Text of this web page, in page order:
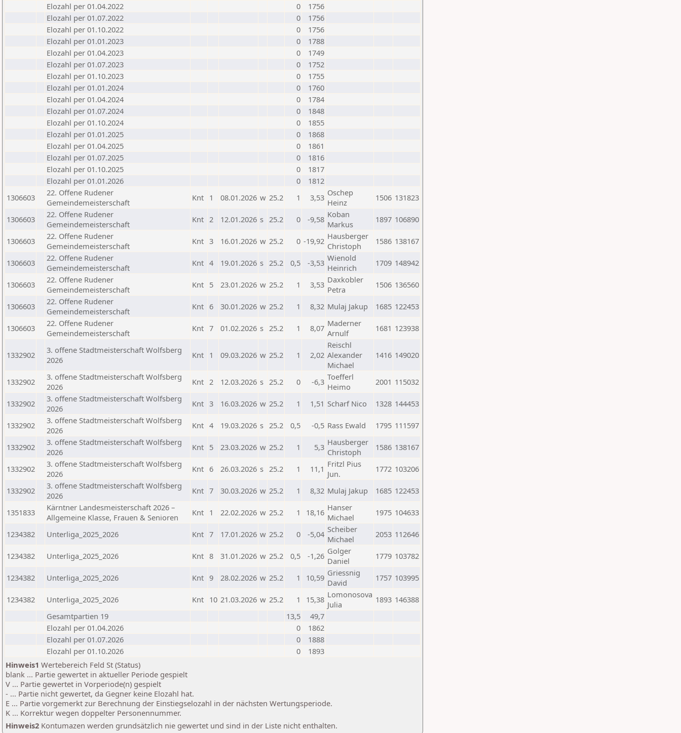
Elozahl per 01.04.2022
0
1756
Elozahl per 01.07.2022
0
1756
Elozahl per 01.10.2022
0
1756
Elozahl per 01.01.2023
0
1788
Elozahl per 01.04.2023
0
1749
Elozahl per 01.07.2023
0
1752
Elozahl per 01.10.2023
0
1755
Elozahl per 01.01.2024
0
1760
Elozahl per 01.04.2024
0
1784
Elozahl per 01.07.2024
0
1848
Elozahl per 01.10.2024
0
1855
Elozahl per 01.01.2025
0
1868
Elozahl per 01.04.2025
0
1861
Elozahl per 01.07.2025
0
1816
Elozahl per 01.10.2025
0
1817
Elozahl per 01.01.2026
0
1812
1306603
22. Offene Rudener
Gemeindemeisterschaft
Knt 1 08.01.2026 w 25.2 1 3,53 Oschep
Heinz
1506 131823
1306603
22. Offene Rudener
Gemeindemeisterschaft
Knt 2 12.01.2026 s 25.2 0 -9,58 Koban
Markus
1897 106890
1306603
22. Offene Rudener
Gemeindemeisterschaft
Knt 3 16.01.2026 w 25.2 0 -19,92 Hausberger
Christoph
1586 138167
1306603
22. Offene Rudener
Gemeindemeisterschaft
Knt 4 19.01.2026 s 25.2 0,5 -3,53 Wienold
Heinrich
1709 148942
1306603
22. Offene Rudener
Gemeindemeisterschaft
Knt 5 23.01.2026 w 25.2 1 3,53 Daxkobler
Petra
1506 136560
1306603
22. Offene Rudener
Gemeindemeisterschaft
Knt 6 30.01.2026 w 25.2 1 8,32 Mulaj Jakup 1685 122453
1306603
22. Offene Rudener
Gemeindemeisterschaft
Knt 7 01.02.2026 s 25.2 1 8,07 Maderner
Arnulf
1681 123938
1332902
3. offene Stadtmeisterschaft Wolfsberg
2026
Knt 1 09.03.2026 w 25.2 1 2,02
Reischl
Alexander
Michael
1416 149020
1332902
3. offene Stadtmeisterschaft Wolfsberg
2026
Knt 2 12.03.2026 s 25.2 0 -6,3 Toefferl
Heimo
2001 115032
1332902
3. offene Stadtmeisterschaft Wolfsberg
2026
Knt 3 16.03.2026 w 25.2 1 1,51 Scharf Nico 1328 144453
1332902
3. offene Stadtmeisterschaft Wolfsberg
2026
Knt 4 19.03.2026 s 25.2 0,5 -0,5 Rass Ewald 1795 111597
1332902
3. offene Stadtmeisterschaft Wolfsberg
2026
Knt 5 23.03.2026 w 25.2 1 5,3 Hausberger
Christoph
1586 138167
1332902
3. offene Stadtmeisterschaft Wolfsberg
2026
Knt 6 26.03.2026 s 25.2 1 11,1 Fritzl Pius
Jun.
1772 103206
1332902
3. offene Stadtmeisterschaft Wolfsberg
2026
Knt 7 30.03.2026 w 25.2 1 8,32 Mulaj Jakup 1685 122453
1351833
Kärntner Landesmeisterschaft 2026 –
Allgemeine Klasse, Frauen & Senioren
Knt 1 22.02.2026 w 25.2 1 18,16 Hanser
Michael
1975 104633
1234382 Unterliga_2025_2026 Knt 7 17.01.2026 w 25.2 0 -5,04 Scheiber
Michael
2053 112646
1234382 Unterliga_2025_2026 Knt 8 31.01.2026 w 25.2 0,5 -1,26 Golger
Daniel
1779 103782
1234382 Unterliga_2025_2026 Knt 9 28.02.2026 w 25.2 1 10,59 Griessnig
David
1757 103995
1234382 Unterliga_2025_2026 Knt 10 21.03.2026 w 25.2 1 15,38 Lomonosova
Julia
1893 146388
Gesamtpartien 19
13,5
49,7
Elozahl per 01.04.2026
0
1862
Elozahl per 01.07.2026
0
1888
Elozahl per 01.10.2026
0
1893
Hinweis1 Wertebereich Feld St (Status)
blank ... Partie gewertet in aktueller Periode gespielt
V ... Partie gewertet in Vorperiode(n) gespielt
- ... Partie nicht gewertet, da Gegner keine Elozahl hat.
E ... Partie vorgemerkt zur Berechnung der Einstiegselozahl in der nächsten Wertungsperiode.
K ... Korrektur wegen doppelter Personennummer.
Hinweis2 Kontumazen werden grundsätzlich nie gewertet und sind in der Liste nicht enthalten.